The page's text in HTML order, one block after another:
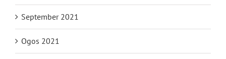
September 2021
Ogos 2021